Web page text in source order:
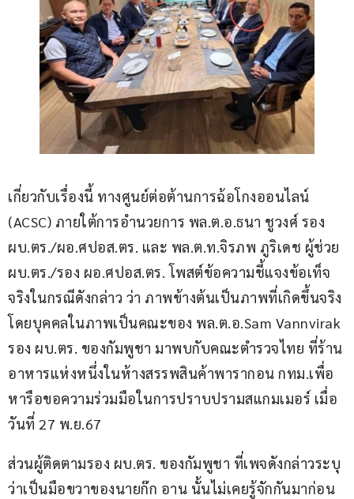
เกี่ยวกับเรื่องนี้ ทางศูนย์ต่อต้านการฉ้อโกงออนไลน์
(ACSC) ภายใต้การอำนวยการ พล.ต.อ.ธนา ชูวงศ์ รอง
ผบ.ตร./ผอ.ศปอส.ตร. และ พล.ต.ท.จิรภพ ภูริเดช ผู้ช่วย
ผบ.ตร./รอง ผอ.ศปอส.ตร. โพสต์ข้อความชี้แจงข้อเท็จ
จริงในกรณีดังกล่าว ว่า ภาพข้างต้นเป็นภาพที่เกิดขึ้นจริง
โดยบุคคลในภาพเป็นคณะของ พล.ต.อ.Sam Vannvirak
รอง ผบ.ตร. ของกัมพูชา มาพบกับคณะตำรวจไทย ที่ร้าน
อาหารแห่งหนึ่งในห้างสรรพสินค้าพารากอน กทม.เพื่อ
หารือขอความร่วมมือในการปราบปรามสแกมเมอร์ เมื่อ
วันที่ 27 พ.ย.67
ส่วนผู้ติดตามรอง ผบ.ตร. ของกัมพูชา ที่เพจดังกล่าวระบุ
ว่าเป็นมือขวาของนายก๊ก อาน นั้นไม่เคยรู้จักกันมาก่อน